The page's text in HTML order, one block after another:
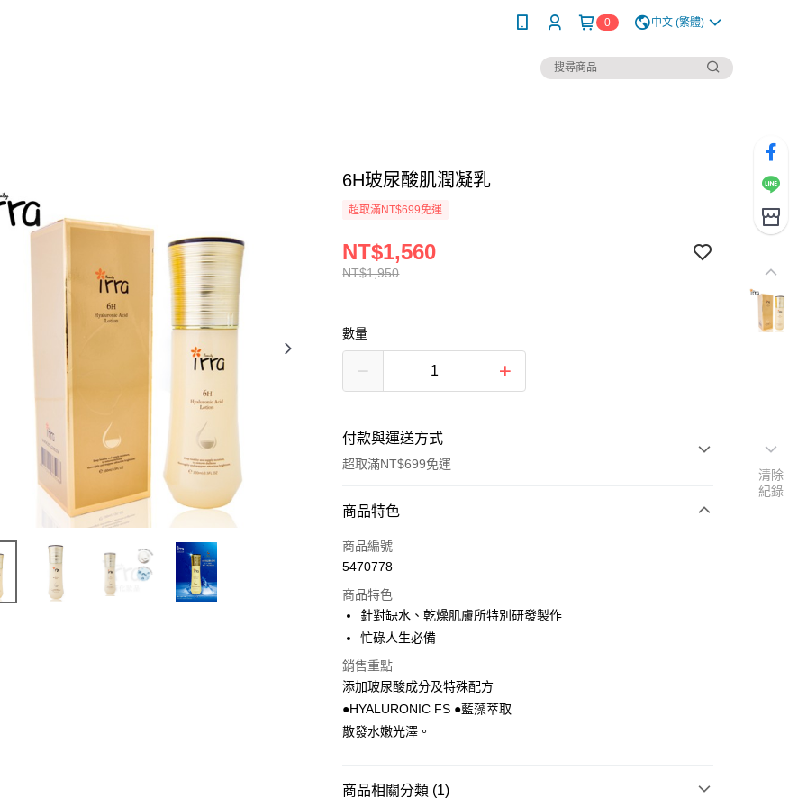
0 中文 (繁體)
6H玻尿酸肌潤凝乳
超取滿NT$699免運
NT$1,950
NT$1,560
數量
付款與運送方式
超取滿NT$699免運
付款方式
信用卡一次付款
LINE Pay
街口支付
悠遊付
ATM付款
運送方式
商品特色
商品編號
5470778
商品特色
針對缺水、乾燥肌膚所特別研發製作
忙碌人生必備
銷售重點
添加玻尿酸成分及特殊配方
●HYALURONIC FS ●藍藻萃取
散發水嫩光澤。
商品相關分類 (1)
清除
紀錄